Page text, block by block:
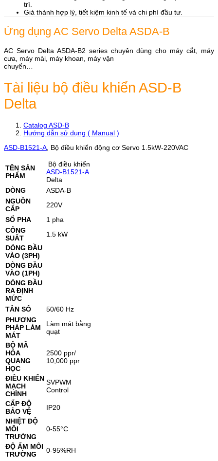
trì.
Giá thành hợp lý, tiết kiệm kinh tế và chi phí đầu tư.
Ứng dụng AC Servo Delta ASDA-B
AC Servo Delta ASDA-B2 series chuyên dùng cho máy cắt, máy
cưa, máy mài, máy khoan, máy vận
chuyển…
Tài liệu bộ điều khiển ASD-B
Delta
Catalog ASD-B
Hướng dẫn sử dụng ( Manual )
ASD-B1521-A, Bộ điều khiển động cơ Servo 1.5kW-220VAC
TÊN SẢN
PHẨM
Bộ điều khiển
ASD-B1521-A
Delta
DÒNG
ASDA-B
NGUỒN
CẤP
220V
SỐ PHA
1 pha
CÔNG
SUẤT
1.5 kW
DÒNG ĐẦU
VÀO (3PH)
DÒNG ĐẦU
VÀO (1PH)
DÒNG ĐẦU
RA ĐỊNH
MỨC
TẦN SỐ
50/60 Hz
PHƯƠNG
PHÁP LÀM
MÁT
Làm mát bằng
quạt
BỘ MÃ
HÓA
QUANG
HỌC
2500 ppr/
10,000 ppr
ĐIỀU KHIỂN
MẠCH
CHÍNH
SVPWM
Control
CẤP ĐỘ
BẢO VỆ
IP20
NHIỆT ĐỘ
MÔI
TRƯỜNG
0-55°C
ĐỘ ẨM MÔI
TRƯỜNG
0-95%RH